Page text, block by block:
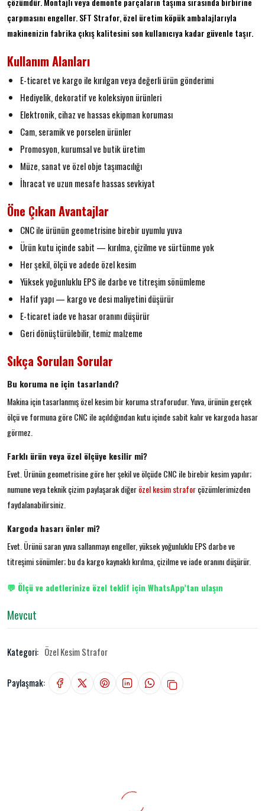
çarpmasını engeller. SFT Strafor, özel üretim köpük ambalajlarıyla
makinenizin fabrika çıkış kalitesini son kullanıcıya kadar güvenle taşır.
Kullanım Alanları
E-ticaret ve kargo ile kırılgan veya değerli ürün gönderimi
Hediyelik, dekoratif ve koleksiyon ürünleri
Elektronik, cihaz ve hassas ekipman koruması
Cam, seramik ve porselen ürünler
Promosyon, kurumsal ve butik üretim
Müze, sanat ve özel obje taşımacılığı
İhracat ve uzun mesafe hassas sevkiyat
Öne Çıkan Avantajlar
CNC ile ürünün geometrisine birebir uyumlu yuva
Ürün kutu içinde sabit — kırılma, çizilme ve sürtünme yok
Her şekil, ölçü ve adede özel kesim
Yüksek yoğunluklu EPS ile darbe ve titreşim sönümleme
Hafif yapı — kargo ve desi maliyetini düşürür
E-ticaret iade ve hasar oranını düşürür
Geri dönüştürülebilir, temiz malzeme
Sıkça Sorulan Sorular
Bu koruma ne için tasarlandı?
Makina için tasarlanmış özel kesim bir koruma straforudur. Yuva, ürünün gerçek
ölçü ve formuna göre CNC ile açıldığından kutu içinde sabit kalır ve kargoda hasar
görmez.
Farklı ürün veya özel ölçüye kesilir mi?
Evet. Ürünün geometrisine göre her şekil ve ölçüde CNC ile birebir kesim yapılır;
numune veya teknik çizim paylaşarak diğerözel kesim straforçözümlerimizden
faydalanabilirsiniz.
Kargoda hasarı önler mi?
Evet. Ürünü saran yuva sallanmayı engeller, yüksek yoğunluklu EPS darbe ve
titreşimi sönümler; bu da kargo kaynaklı kırılma, çizilme ve iade oranını düşürür.
💬 Ölçü ve adetlerinize özel teklif için WhatsApp’tan ulaşın
Mevcut
Kategori: Özel Kesim Strafor
Paylaşmak: